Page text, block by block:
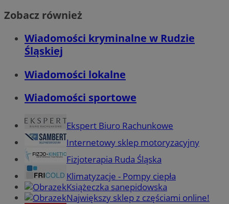
Zobacz również
Wiadomości kryminalne w Rudzie
Śląskiej
Wiadomości lokalne
Wiadomości sportowe
Ekspert Biuro Rachunkowe
Internetowy sklep motoryzacyjny
Fizjoterapia Ruda Śląska
Klimatyzacje - Pompy ciepła
Książeczka sanepidowska
Największy sklep z częściami online!